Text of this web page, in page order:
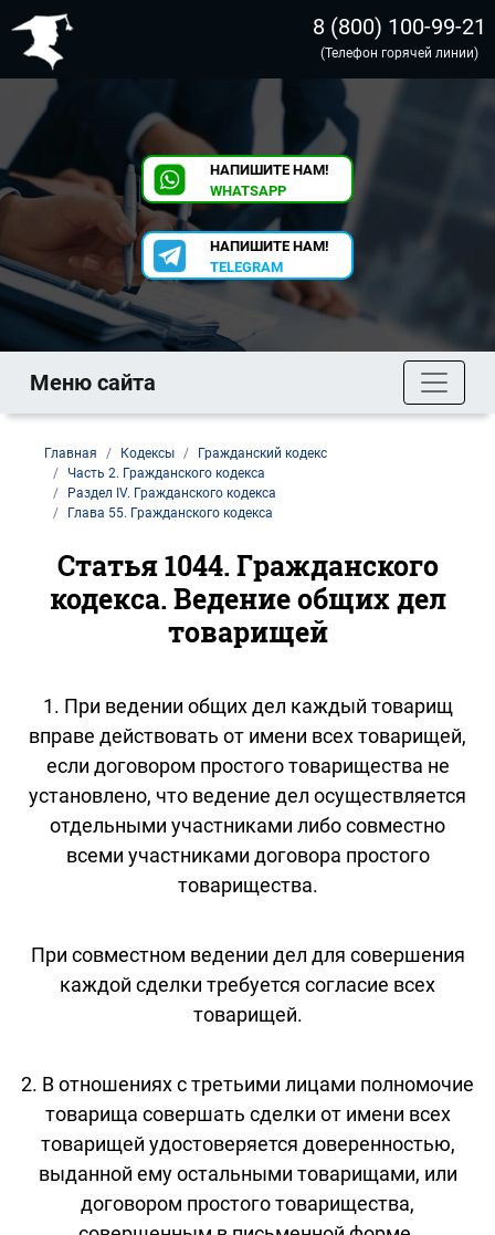
8 (800) 100-99-21
(Телефон горячей линии)
НАПИШИТЕ НАМ!
WHATSAPP
НАПИШИТЕ НАМ!
TELEGRAM
Меню сайта
Главная Кодексы
Гражданский кодекс
Часть 2. Гражданского кодекса
Раздел IV. Гражданского кодекса
Глава 55. Гражданского кодекса
Статья 1044. Гражданского
кодекса. Ведение общих дел
товарищей
1. При ведении общих дел каждый товарищ
вправе действовать от имени всех товарищей,
если договором простого товарищества не
установлено, что ведение дел осуществляется
отдельными участниками либо совместно
всеми участниками договора простого
товарищества.
При совместном ведении дел для совершения
каждой сделки требуется согласие всех
товарищей.
2. В отношениях с третьими лицами полномочие
товарища совершать сделки от имени всех
товарищей удостоверяется доверенностью,
выданной ему остальными товарищами, или
договором простого товарищества,